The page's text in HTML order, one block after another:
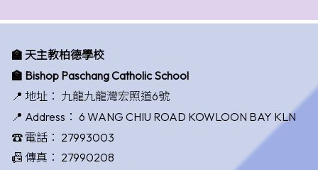
🏫 天主教柏德學校
🏫 Bishop Paschang Catholic School
📍 地址： 九龍九龍灣宏照道6號
📍 Address： 6 WANG CHIU ROAD KOWLOON BAY KLN
☎️ 電話： 27993003
📠 傳真： 27990208